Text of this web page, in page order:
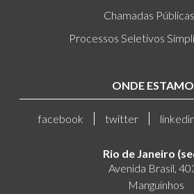
Chamadas Públicas
Processos Seletivos
ONDE
facebook twitter linkedin
Rio de Janeiro
Avenida Brasil,
Manguinhos